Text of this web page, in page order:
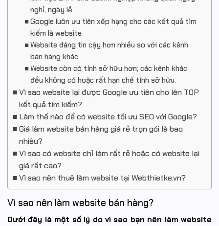
nghỉ, ngày lễ
Google luôn ưu tiên xếp hạng cho các kết quả tìm
kiếm là website
Website đáng tin cậy hơn nhiều so với các kênh
bán hàng khác
Website còn có tính sở hữu hơn; các kênh khác
đều không có hoặc rất hạn chế tính sở hữu.
Vì sao website lại được Google ưu tiên cho lên TOP
kết quả tìm kiếm?
Làm thế nào để có website tối ưu SEO với Google?
Giá làm website bán hàng giá rẻ trọn gói là bao
nhiêu?
Vì sao có website chỉ làm rất rẻ hoặc có website lại
giá rất cao?
Vì sao nên thuê làm website tại Webthietke.vn?
Vì sao nên làm website bán hàng?
Dưới đây là một số lý do vì sao bạn nên làm website